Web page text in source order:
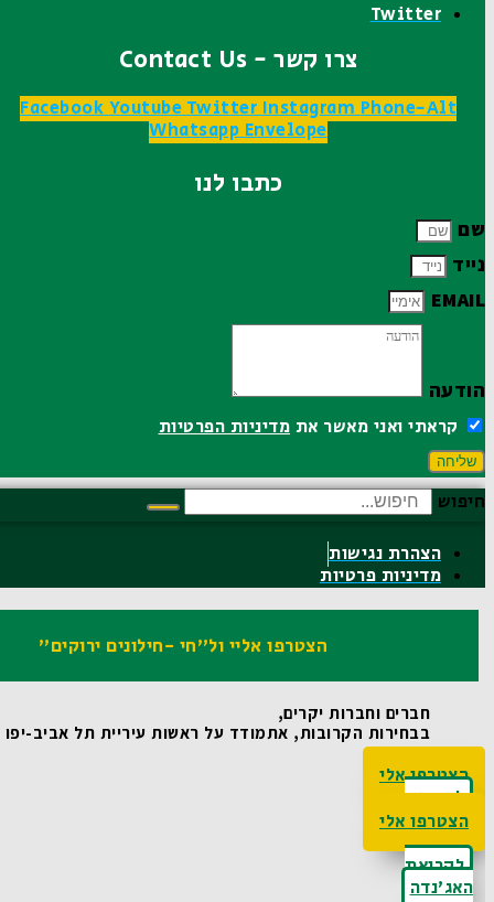
Twitter
צרו קשר - Contact Us
FacebookYoutubeTwitterInstagramPhone-Alt
WhatsappEnvelope
כתבו לנו
שם
נייד
EMAIL
הודעה
קראתי ואני מאשר אתמדיניות הפרטיות
שליחה
חיפוש
הצהרת נגישות
מדיניות פרטיות
הצטרפו אליי ול"חי -חילונים ירוקים"
חברים וחברות יקרים,
בבחירות הקרובות, אתמודד על ראשות עיריית תל אביב-יפו
הצטרפו אלי
לקריאת
האג'נדה
הצטרפו אלי
לקריאת
האג'נדה